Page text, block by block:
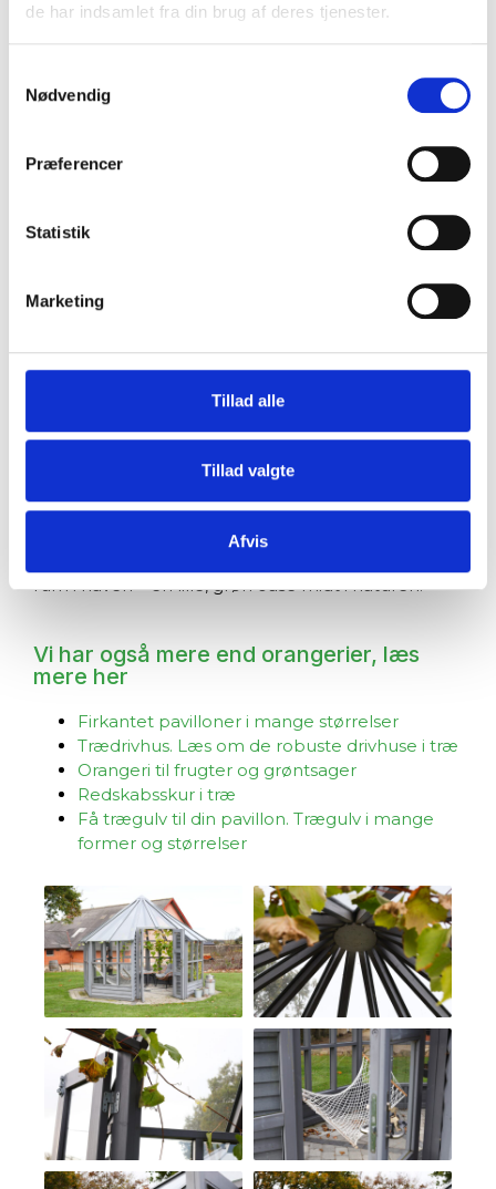
de har indsamlet fra din brug af deres tjenester.
Nødvendig
Præferencer
Statistik
Marketing
Tillad alle
Tillad valgte
Afvis
gengæld får du et funktionelt rum, hvor planter
Tag gerne
eller send os en mail
på:kontakt@shpavilloner.dk
Hvad er forskellen på orangeri og
Forskellen på et orangeri og et drivhus er, at et
mens et orangeri er mere end det.
Et orangeri er bedre isoleret og giver dig mulighed
planter, som kan overvintre ved svag varme – men
det er vigtigt at vide, at det ikke er 100 % frostfrit.
Samtidig fungerer et orangeri som et hyggeligt
opholdsrum, hvor du kan sidde, slappe af og nyde
rum i haven – en lille, grøn oase midt i naturen.
Vi har også mere end orangerier, læs
mere her
Firkantet pavilloner i mange størrelser
Trædrivhus. Læs om de robuste drivhuse i træ
Orangeri til frugter og grøntsager
Redskabsskur i træ
Få trægulv til din pavillon. Trægulv i mange
former og størrelser